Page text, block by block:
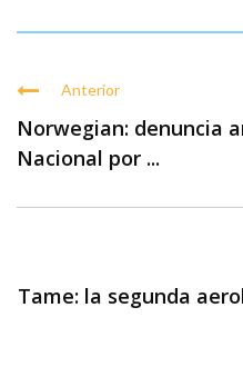
Anterior
Norwegian: denuncia
Nacional por ...
Tame: la segunda